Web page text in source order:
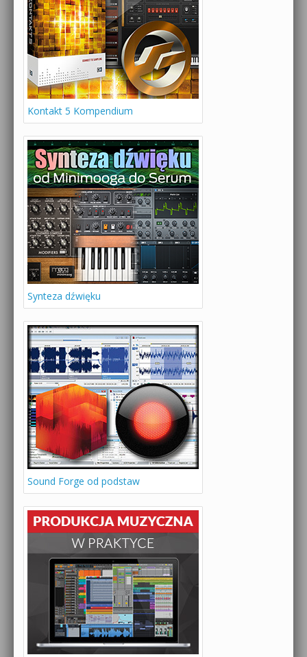
Kontakt 5 Kompendium
Synteza dźwięku
Sound Forge od podstaw